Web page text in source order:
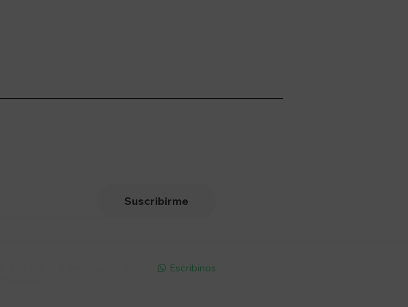
Suscribirme
 Escribinos